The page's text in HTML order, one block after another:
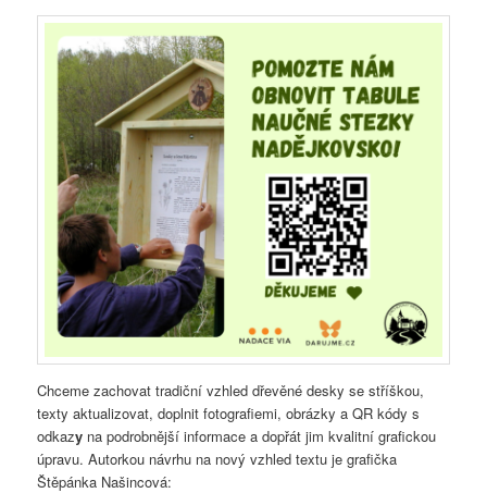
Chceme zachovat tradiční vzhled dřevěné desky se stříškou,
texty aktualizovat, doplnit fotografiemi, obrázky a QR kódy s
odkazy na podrobnější informace a dopřát jim kvalitní grafickou
úpravu. Autorkou návrhu na nový vzhled textu je grafička
Štěpánka Našincová: